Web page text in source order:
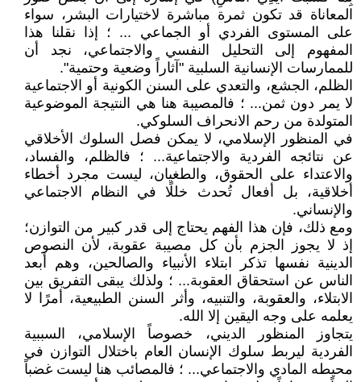
المعاناة قد تكون ثمرة مباشرة لاختيارات البشر، سواء
على المستوى الفردي أو الجماعي ... ؛ إذا نقلنا هذا
المفهوم إلى التحليل النفسي والاجتماعي، نجد أن
للممارسات الإنسانية السلبية "آثاراً وضعية وحتمية".
الظلم، الجشع، والتعدي على السنن الكونية أو الاجتماعية
لا يمر دون ثمن... ؛ فالمصيبة هنا هي النتيجة الموضوعية
المتولدة من رحم الانحراف السلوكي.
في المنظور الإسلامي، لا يمكن فصل السلوك الأخلاقي
عن نتائجه الفردية والاجتماعية... ؛ فالظلم، والفساد،
والاعتداء على الحقوق، والطغيان، ليست مجرد أخطاء
أخلاقية، بل أفعال تُحدث خللًا في النظام الاجتماعي
والإنساني.
ومع ذلك، فإن هذا الفهم يحتاج إلى قدر كبير من التوازن؛
إذ لا يجوز الجزم بأن كل مصيبة عقوبة، لأن النصوص
الدينية نفسها تذكر ابتلاء الأنبياء والصالحين، وهم أبعد
الناس عن استحقاق العقوبة... ؛ ولذلك يبقى التفريق بين
الابتلاء، والعقوبة، والتنبيه، وأثر السنن الطبيعية، أمرًا لا
يعلمه على وجه اليقين إلا الله.
يتجاوز المنظور الديني، خصوصاً الإسلامي، السببية
الفردية ليربط سلوك الإنسان العام باختلال التوازن في
محيطه المادي والاجتماعي... ؛ فالمصائب هنا ليست غضباً